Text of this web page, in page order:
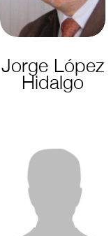
Jorge López
Hidalgo